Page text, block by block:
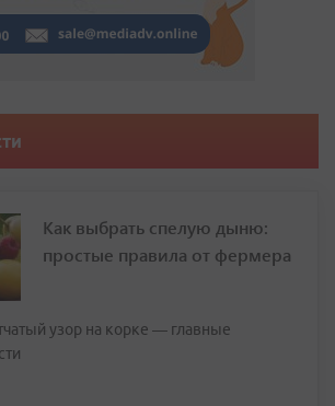
Как выбрать спелую дыню:
простые правила от фермера
узор на корке — главные